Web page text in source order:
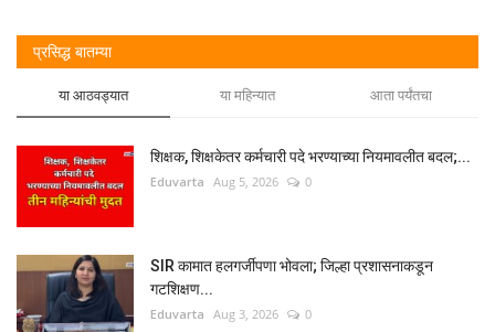
प्रसिद्ध बातम्या
या आठवड्यात या महिन्यात आता पर्यंतचा
शिक्षक, शिक्षकेतर कर्मचारी पदे भरण्याच्या नियमावलीत बदल;...
Eduvarta Aug 5, 2026 0
SIR कामात हलगर्जीपणा भोवला; जिल्हा प्रशासनाकडून
गटशिक्षण...
Eduvarta Aug 3, 2026 0